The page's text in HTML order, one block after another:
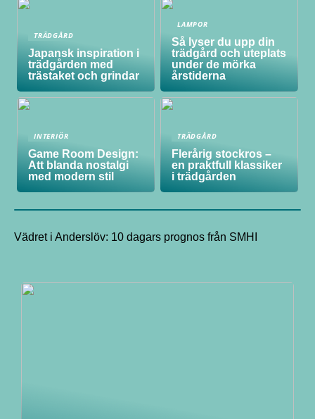
TRÄDGÅRD
Japansk inspiration i
trädgården med
trästaket och grindar
LAMPOR
Så lyser du upp din
trädgård och uteplats
under de mörka
årstiderna
INTERIÖR
Game Room Design:
Att blanda nostalgi
med modern stil
TRÄDGÅRD
Flerårig stockros –
en praktfull klassiker
i trädgården
Vädret i Anderslöv: 10 dagars prognos från SMHI